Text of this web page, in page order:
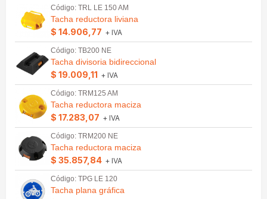
Código: TRL LE 150 AM
Tacha reductora liviana
$ 14.906,77 + IVA
Código: TB200 NE
Tacha divisoria bidireccional
$ 19.009,11 + IVA
Código: TRM125 AM
Tacha reductora maciza
$ 17.283,07 + IVA
Código: TRM200 NE
Tacha reductora maciza
$ 35.857,84 + IVA
Código: TPG LE 120
Tacha plana gráfica